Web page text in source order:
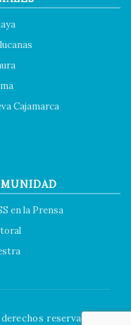
Cajamarca
en la Prensa
reservados.